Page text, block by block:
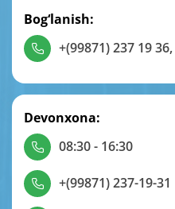
Bog‘lanish:
+(99871) 237 19 36,
Devonxona:
08:30 - 16:30
+(99871) 237-19-31